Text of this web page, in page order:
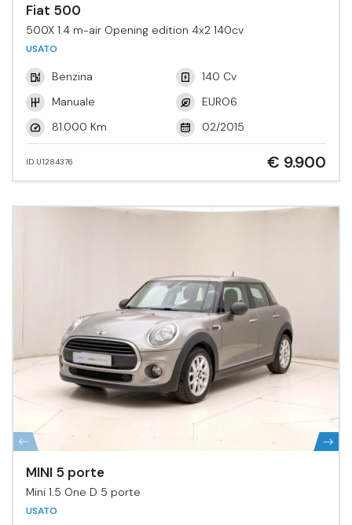
Fiat 500
500X 1.4 m-air Opening edition 4x2 140cv
USATO
Benzina
140 Cv
Manuale
EURO6
81.000 Km
02/2015
ID U1284376 € 9.900
MINI 5 porte
Mini 1.5 One D 5 porte
USATO